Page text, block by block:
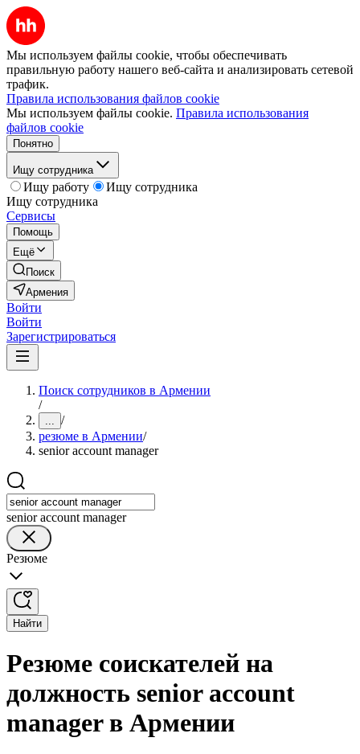
Мы используем файлы cookie, чтобы обеспечивать
правильную работу нашего веб-сайта и анализировать сетевой
трафик.
Правила использования файлов cookie
Мы используем файлы cookie. Правила использования
файлов cookie
Понятно
Ищу сотрудника
Ищу работу
Ищу сотрудника
Ищу сотрудника
Сервисы
Помощь
Ещё
Поиск
Армения
Войти
Войти
Зарегистрироваться
Поиск сотрудников в Армении
/
... /
резюме в Армении/
senior account manager
senior account manager
Резюме
Найти
Резюме соискателей на
должность senior account
manager в Армении